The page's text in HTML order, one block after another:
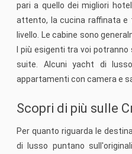
pari a quello dei migliori
attento, la cucina raffinata
livello. Le cabine sono
I più esigenti tra voi
suite. Alcuni yacht di
appartamenti con camera e
Scopri di più sulle
Per quanto riguarda le
di lusso puntano